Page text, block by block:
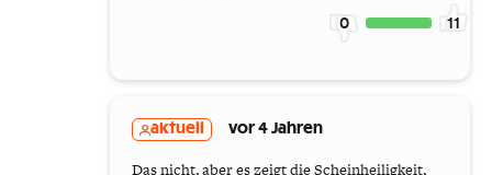
0 11
aktuell vor 4 Jahren
Das nicht, aber es zeigt die Scheinheiligkeit,